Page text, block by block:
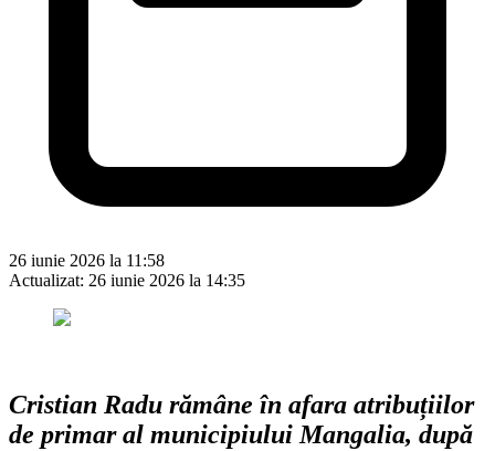
26 iunie 2026 la 11:58
Actualizat: 26 iunie 2026 la 14:35
Cristian Radu rămâne în afara atribuțiilor
de primar al municipiului Mangalia, după